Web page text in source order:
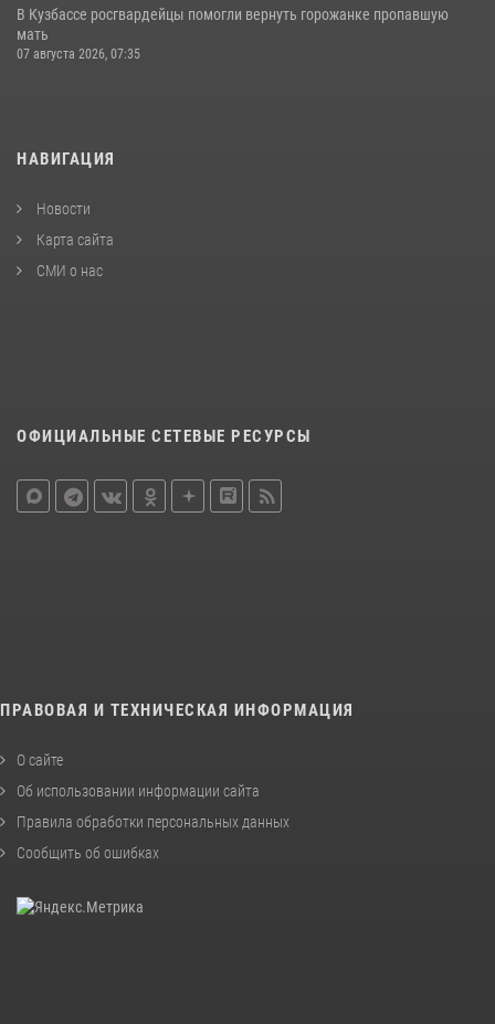
В Кузбассе росгвардейцы помогли вернуть горожанке пропавшую
мать
07 августа 2026, 07:35
НАВИГАЦИЯ
Новости
Карта сайта
СМИ о нас
ОФИЦИАЛЬНЫЕ СЕТЕВЫЕ РЕСУРСЫ
ПРАВОВАЯ И ТЕХНИЧЕСКАЯ ИНФОРМАЦИЯ
О сайте
Об использовании информации сайта
Правила обработки персональных данных
Сообщить об ошибках